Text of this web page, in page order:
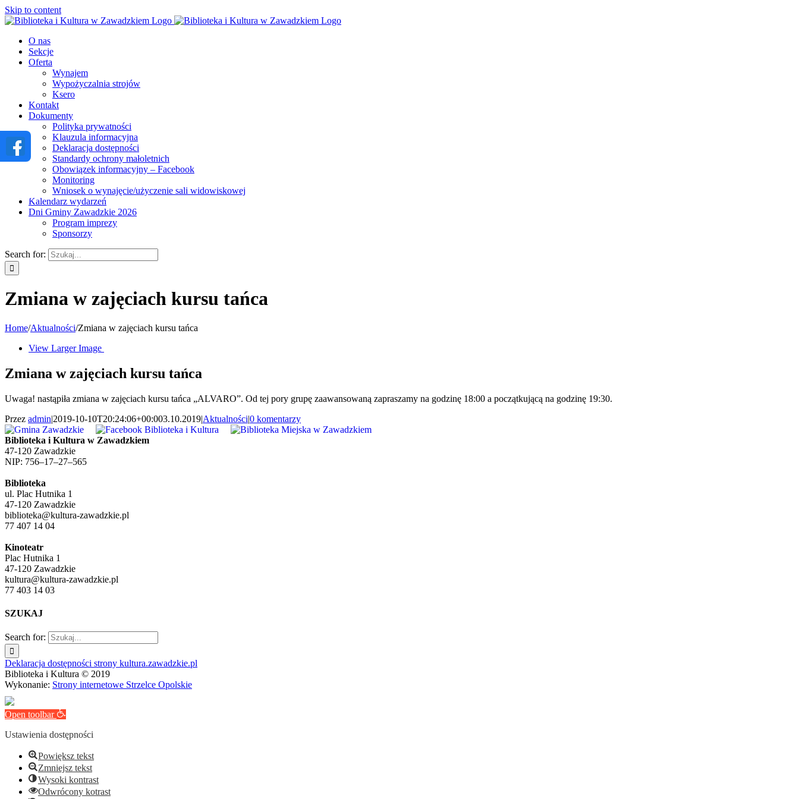
Skip to content
O nas
Sekcje
Oferta
Wynajem
Wypożyczalnia strojów
Ksero
Kontakt
Dokumenty
Polityka prywatności
Klauzula informacyjna
Deklaracja dostępności
Standardy ochrony małoletnich
Obowiązek informacyjny – Facebook
Monitoring
Wniosek o wynajęcie/użyczenie sali widowiskowej
Kalendarz wydarzeń
Dni Gminy Zawadzkie 2026
Program imprezy
Sponsorzy
Search for:
Zmiana w zajęciach kursu tańca
Home/Aktualności/Zmiana w zajęciach kursu tańca
View Larger Image
Zmiana w zajęciach kursu tańca
Uwaga! nastąpiła zmiana w zajęciach kursu tańca „ALVARO”. Od tej pory grupę zaawansowaną zapraszamy na godzinę 18:00 a początkującą na godzinę 19:30.
Przez admin|2019-10-10T20:24:06+00:003.10.2019|Aktualności|0 komentarzy
Biblioteka i Kultura w Zawadzkiem
47-120 Zawadzkie
NIP: 756–17–27–565
Biblioteka
ul. Plac Hutnika 1
47-120 Zawadzkie
biblioteka@kultura-zawadzkie.pl
77 407 14 04
Kinoteatr
Plac Hutnika 1
47-120 Zawadzkie
kultura@kultura-zawadzkie.pl
77 403 14 03
SZUKAJ
Search for:
Deklaracja dostępności strony kultura.zawadzkie.pl
Biblioteka i Kultura © 2019
Wykonanie: Strony internetowe Strzelce Opolskie
Open toolbar
Ustawienia dostępności
Powiększ tekst
Zmniejsz tekst
Wysoki kontrast
Odwrócony kotrast